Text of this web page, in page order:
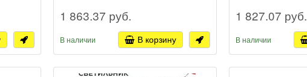
1 863.37 руб.
В наличии В корзину
1 827.07 руб.
В наличии